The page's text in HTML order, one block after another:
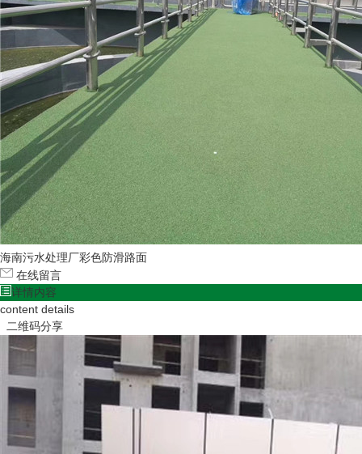
海南污水处理厂彩色防滑路面
在线留言
详情内容
content details
二维码分享